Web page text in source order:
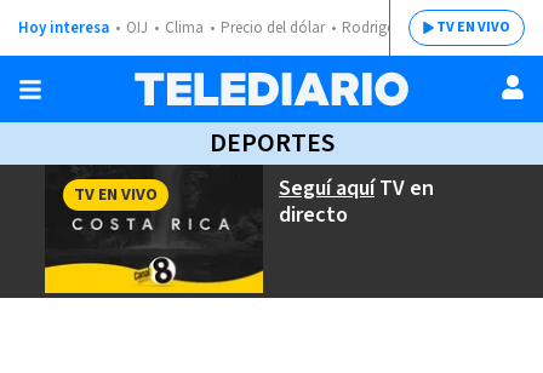
Hoy interesa OIJ Clima Precio del dólar Rodrigo ChavesTV EN VIVO
DEPORTES
Seguí aquíTV en
directo
TV EN VIVO